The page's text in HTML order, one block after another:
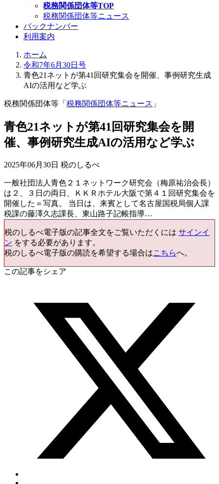
税務関係団体等TOP
税務関係団体等ニュース
バックナンバー
利用案内
ホーム
令和7年6月30日号
青色21ネットが第41回研究集会を開催、事例研究生成
AIの活用など学ぶ
税務関係団体等「 税務関係団体等ニュース 」
青色21ネットが第41回研究集会を開
催、事例研究生成AIの活用など学ぶ
2025年06月30日 税のしるべ
一般社団法人青色２１ネットワーク研究会（梅原祐治会長）
は２、３日の両日、ＫＫＲホテル大阪で第４１回研究集会を
開催した＝写真。 当日は、来賓として名古屋国税局個人課
税課の藤澤久志課長、東山路子記帳指導…
税のしるべ電子版の記事全文をご覧いただくには サインイ
ン をする必要があります。
税のしるべ電子版の購読を希望する場合はこちらへ。
この記事をシェア